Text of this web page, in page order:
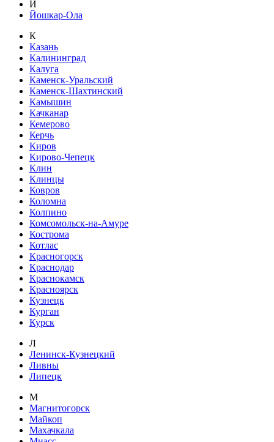
Й
Йошкар-Ола
К
Казань
Калининград
Калуга
Каменск-Уральский
Каменск-Шахтинский
Камышин
Качканар
Кемерово
Керчь
Киров
Кирово-Чепецк
Клин
Клинцы
Ковров
Коломна
Колпино
Комсомольск-на-Амуре
Кострома
Котлас
Красногорск
Краснодар
Краснокамск
Красноярск
Кузнецк
Курган
Курск
Л
Ленинск-Кузнецкий
Ливны
Липецк
М
Магнитогорск
Майкоп
Махачкала